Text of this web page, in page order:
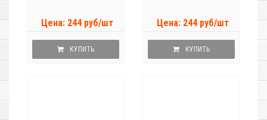
Цена: 244 руб/шт
КУПИТЬ
Цена: 244 руб/шт
КУПИТЬ